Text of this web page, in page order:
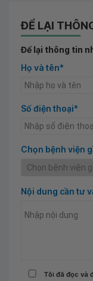
ĐỂ LẠI
Để lại thông tin
Họ và tên*
Số điện thoại*
Chọn bệnh viện
Nội dung cần tư
Tôi đã đọc và